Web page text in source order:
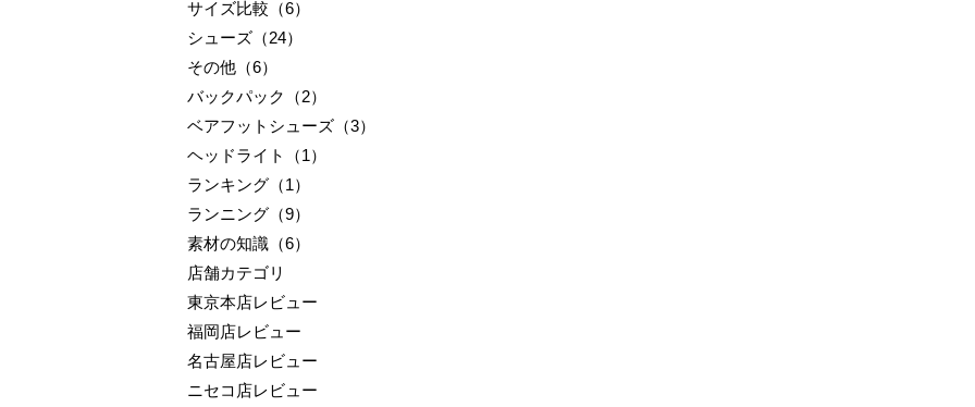
サイズ比較（6）
シューズ（24）
その他（6）
バックパック（2）
ベアフットシューズ（3）
ヘッドライト（1）
ランキング（1）
ランニング（9）
素材の知識（6）
店舗カテゴリ
東京本店レビュー
福岡店レビュー
名古屋店レビュー
ニセコ店レビュー